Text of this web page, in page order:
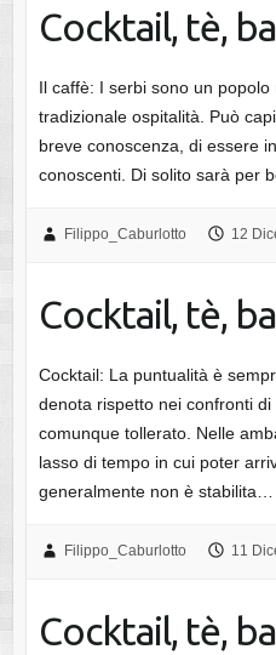
Cocktail, tè,
Il caffè: I serbi sono un
tradizionale ospitalità. Può
breve conoscenza, di essere
conoscenti. Di solito sarà per
Filippo_Caburlotto 12
Cocktail, tè,
Cocktail: La puntualità è
denota rispetto nei confronti
comunque tollerato. Nelle
lasso di tempo in cui poter
generalmente non è stabilita…
Filippo_Caburlotto 11
Cocktail, tè,